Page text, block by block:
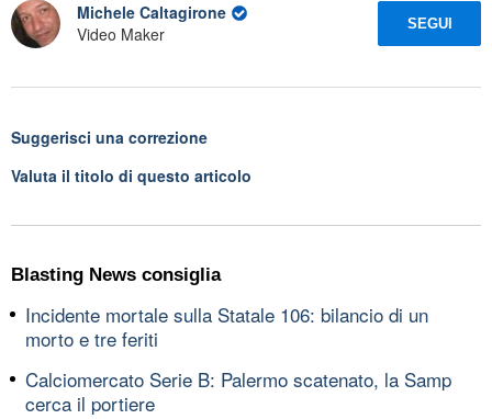
Michele Caltagirone
Video Maker
SEGUI
Suggerisci una correzione
Valuta il titolo di questo articolo
Blasting News consiglia
Incidente mortale sulla Statale 106: bilancio di un
morto e tre feriti
Calciomercato Serie B: Palermo scatenato, la Samp
cerca il portiere